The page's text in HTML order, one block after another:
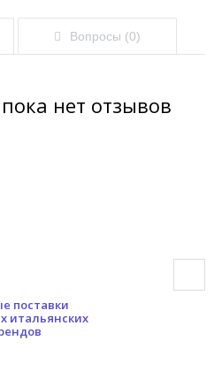
Вопросы (0)
нет отзывов
поставки
итальянских